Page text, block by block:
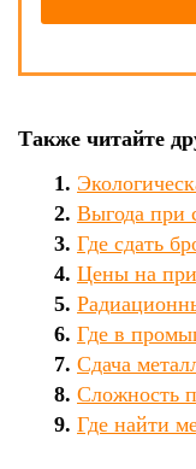
Также читайте
Выгода при
Где сдать
Цены на
Где в
Сдача
Сложность
Где найти